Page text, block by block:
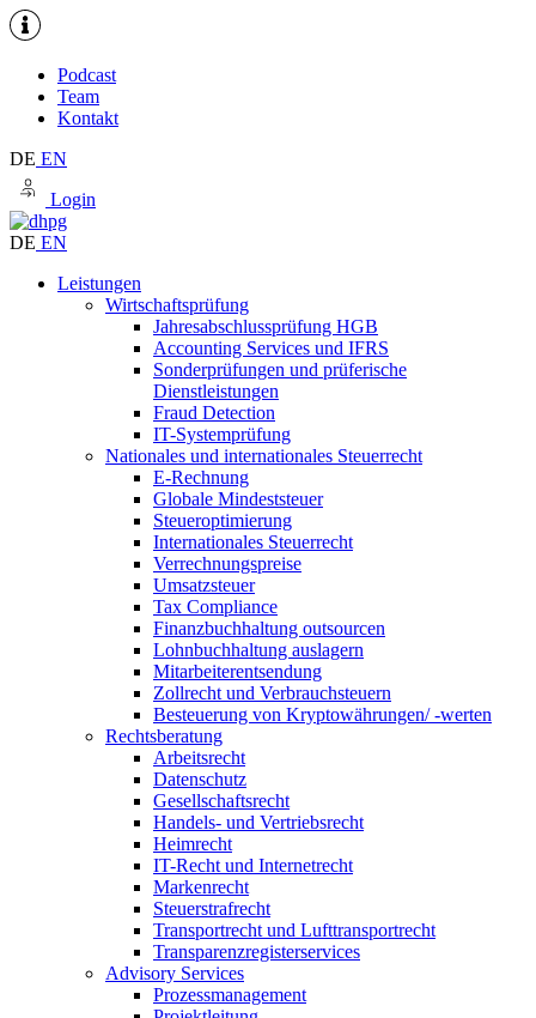
Podcast
Team
Kontakt
DE EN
Login
DE EN
Leistungen
Wirtschaftsprüfung
Jahresabschlussprüfung HGB
Accounting Services und IFRS
Sonderprüfungen und prüferische
Dienstleistungen
Fraud Detection
IT-Systemprüfung
Nationales und internationales Steuerrecht
E-Rechnung
Globale Mindeststeuer
Steueroptimierung
Internationales Steuerrecht
Verrechnungspreise
Umsatzsteuer
Tax Compliance
Finanzbuchhaltung outsourcen
Lohnbuchhaltung auslagern
Mitarbeiterentsendung
Zollrecht und Verbrauchsteuern
Besteuerung von Kryptowährungen/ -werten
Rechtsberatung
Arbeitsrecht
Datenschutz
Gesellschaftsrecht
Handels- und Vertriebsrecht
Heimrecht
IT-Recht und Internetrecht
Markenrecht
Steuerstrafrecht
Transportrecht und Lufttransportrecht
Transparenzregisterservices
Advisory Services
Prozessmanagement